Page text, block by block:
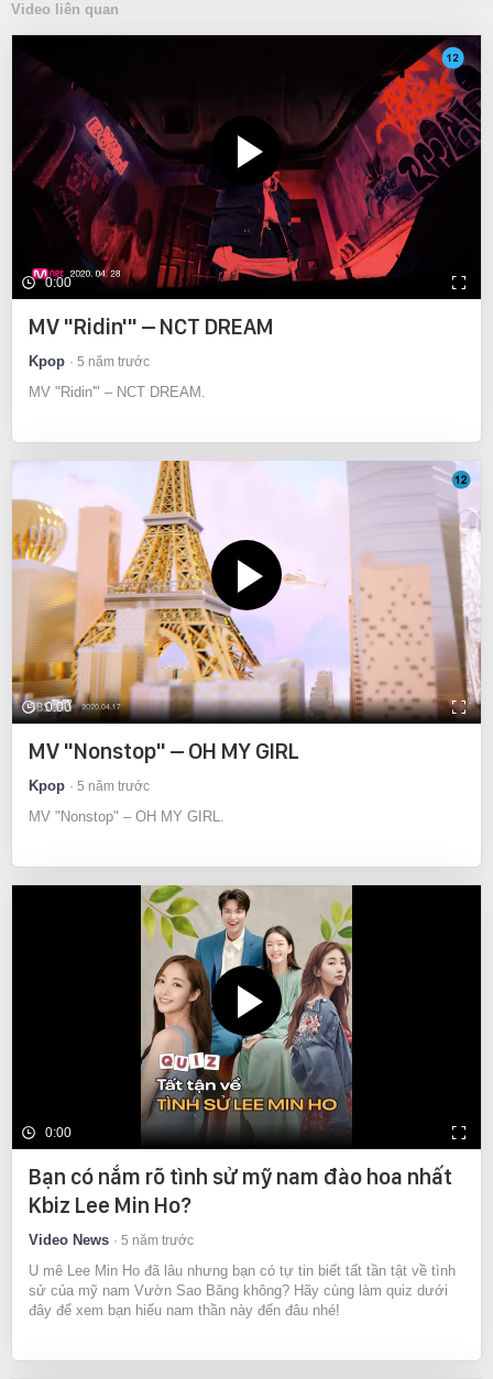
Video liên quan
0:00
MV "Ridin'" – NCT DREAM
Kpop 5 năm trước
MV "Ridin'" – NCT DREAM.
0:00
MV "Nonstop" – OH MY GIRL
Kpop 5 năm trước
MV "Nonstop" – OH MY GIRL.
0:00
Bạn có nắm rõ tình sử mỹ nam đào hoa nhất
Kbiz Lee Min Ho?
Video News 5 năm trước
U mê Lee Min Ho đã lâu nhưng bạn có tự tin biết tất tần tật về tình
sử của mỹ nam Vườn Sao Băng không? Hãy cùng làm quiz dưới
đây để xem bạn hiểu nam thần này đến đâu nhé!